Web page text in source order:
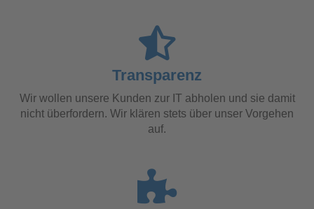
Transparenz
Wir wollen unsere Kunden zur IT abholen und sie damit
nicht überfordern. Wir klären stets über unser Vorgehen
auf.